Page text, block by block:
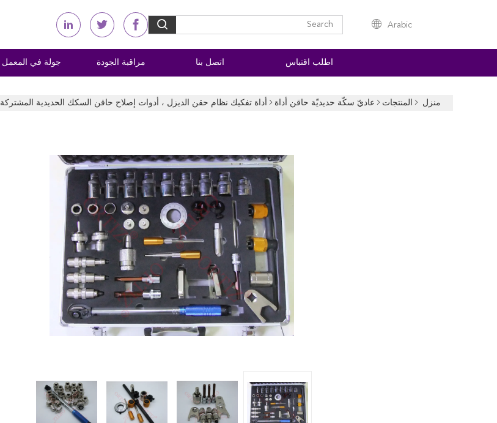
Arabic
جولة في المعمل مراقبة الجودة اتصل بنا اطلب اقتباس
منزل المنتجات عاديّ سكّة حديديّة حاقن أداة أداة تفكيك نظام حقن الديزل ، أدوات إصلاح حاقن السكك الحديدية المشتركة